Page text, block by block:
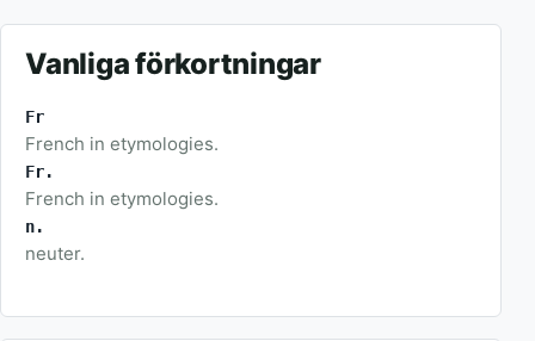
Vanliga förkortningar
Fr
French in etymologies.
Fr.
French in etymologies.
n.
neuter.